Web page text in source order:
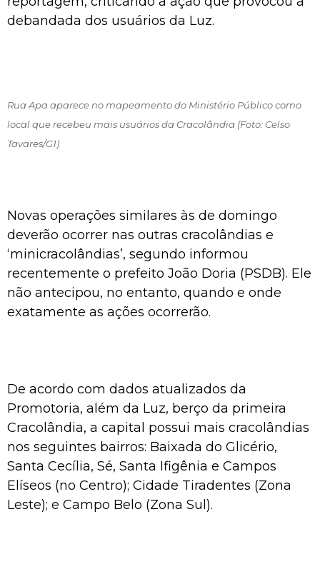
debandada dos usuários da Luz.
Rua Apa aparece no mapeamento do Ministério Público como
local que recebeu mais usuários da Cracolândia (Foto: Celso
Tavares/G1)
Novas operações similares às de domingo
deverão ocorrer nas outras cracolândias e
‘minicracolândias’, segundo informou
recentemente o prefeito João Doria (PSDB). Ele
não antecipou, no entanto, quando e onde
exatamente as ações ocorrerão.
De acordo com dados atualizados da
Promotoria, além da Luz, berço da primeira
Cracolândia, a capital possui mais cracolândias
nos seguintes bairros: Baixada do Glicério,
Santa Cecília, Sé, Santa Ifigênia e Campos
Elíseos (no Centro); Cidade Tiradentes (Zona
Leste); e Campo Belo (Zona Sul).